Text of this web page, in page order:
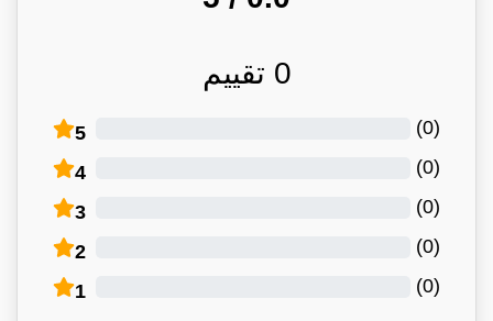
0 تقييم
5 (
0
)
4 (
0
)
3 (
0
)
2 (
0
)
1 (
0
)